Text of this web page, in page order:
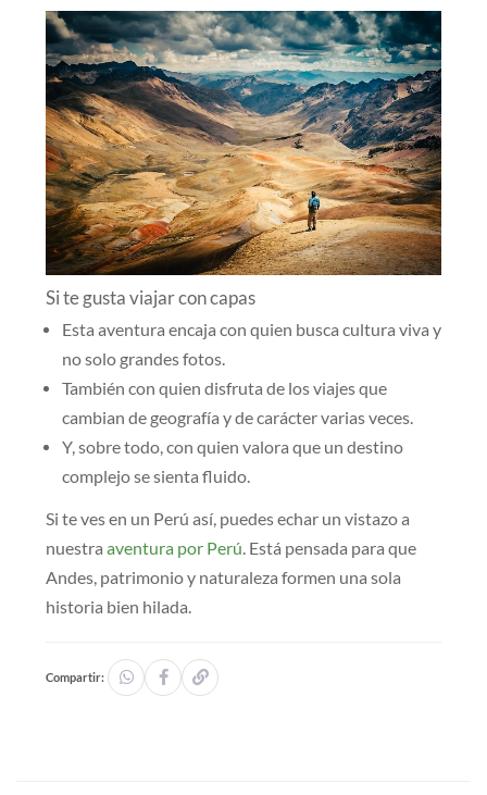
Si te gusta viajar con capas
Esta aventura encaja con quien busca cultura viva y
no solo grandes fotos.
También con quien disfruta de los viajes que
cambian de geografía y de carácter varias veces.
Y, sobre todo, con quien valora que un destino
complejo se sienta fluido.
Si te ves en un Perú así, puedes echar un vistazo a
nuestra aventura por Perú . Está pensada para que
Andes, patrimonio y naturaleza formen una sola
historia bien hilada.
Compartir: